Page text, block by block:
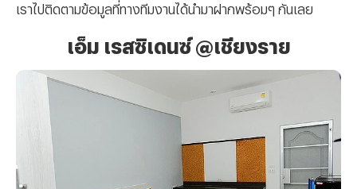
เราไปติดตามข้อมูลที่ทางทีมงานได้นำมาฝากพร้อมๆ กันเลย
เอ็ม เรสซิเดนซ์ @เชียงราย